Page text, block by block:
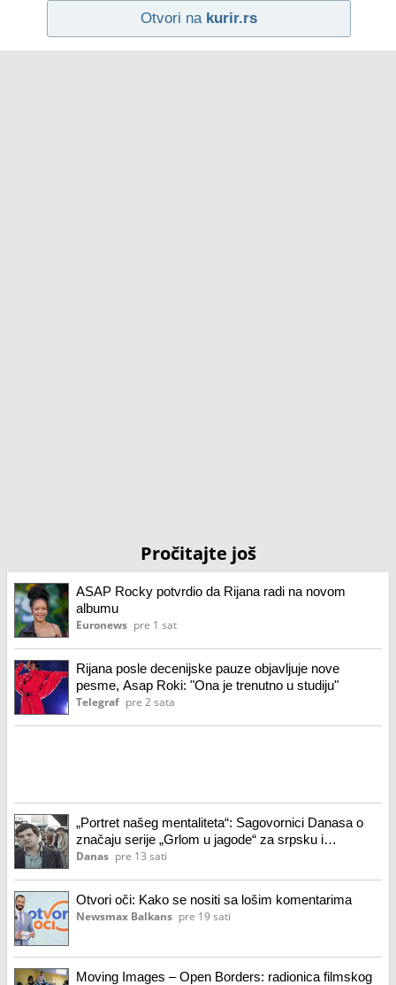
Otvori na kurir.rs
Pročitajte još
ASAP Rocky potvrdio da Rijana radi na novom
albumu
Euronews pre 1 sat
Rijana posle decenijske pauze objavljuje nove
pesme, Asap Roki: "Ona je trenutno u studiju"
Telegraf pre 2 sata
„Portret našeg mentaliteta“: Sagovornici Danasa o
značaju serije „Grlom u jagode“ za srpsku i
jugoslovensku popularnu kulturu
Danas pre 13 sati
Otvori oči: Kako se nositi sa lošim komentarima
Newsmax Balkans pre 19 sati
Moving Images – Open Borders: radionica filmskog